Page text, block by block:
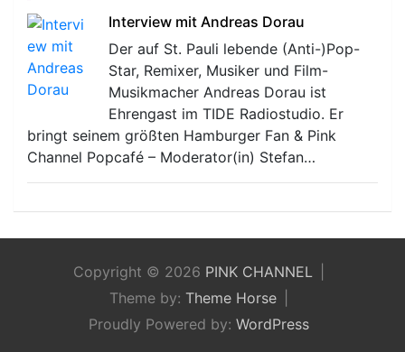
Interview mit Andreas Dorau
Der auf St. Pauli lebende (Anti-)Pop-
Star, Remixer, Musiker und Film-
Musikmacher Andreas Dorau ist
Ehrengast im TIDE Radiostudio. Er
bringt seinem größten Hamburger Fan & Pink
Channel Popcafé – Moderator(in) Stefan…
Copyright © 2026 PINK CHANNEL
Theme by: Theme Horse
Proudly Powered by: WordPress